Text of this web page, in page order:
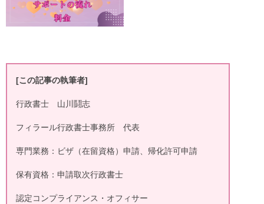
[この記事の執筆者]
行政書士 山川鬪志
フィラール行政書士事務所 代表
専門業務：ビザ（在留資格）申請、帰化許可申請
保有資格：申請取次行政書士
認定コンプライアンス・オフィサー